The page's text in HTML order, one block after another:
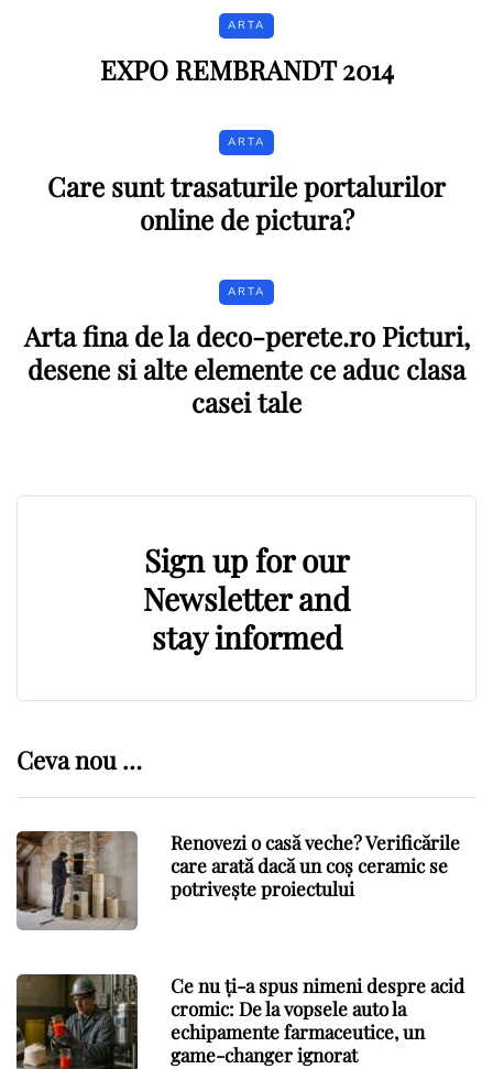
ARTA
EXPO REMBRANDT 2014
ARTA
Care sunt trasaturile portalurilor
online de pictura?
ARTA
Arta fina de la deco-perete.ro Picturi,
desene si alte elemente ce aduc clasa
casei tale
Sign up for our
Newsletter and
stay informed
Ceva nou …
Renovezi o casă veche? Verificările
care arată dacă un coș ceramic se
potrivește proiectului
Ce nu ți-a spus nimeni despre acid
cromic: De la vopsele auto la
echipamente farmaceutice, un
game-changer ignorat